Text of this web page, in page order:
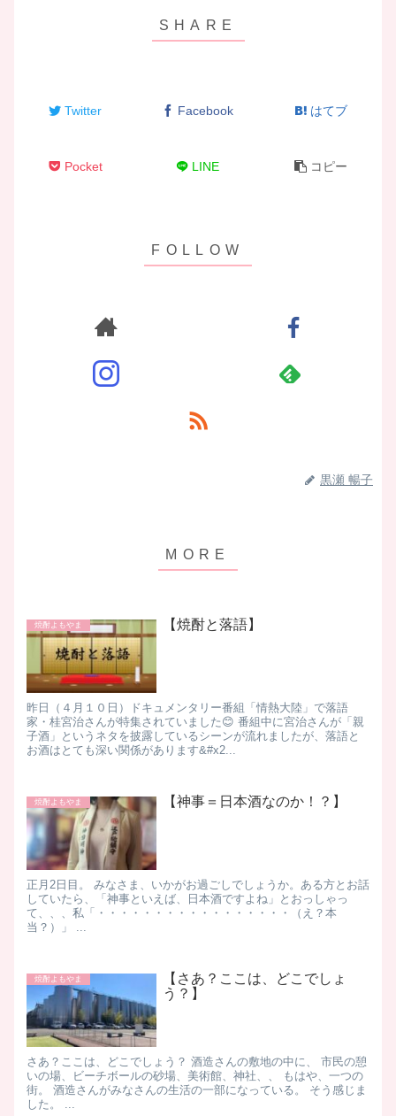
Twitter Facebook はてブ
Pocket LINE コピー
黒瀬 暢子
焼酎よもやま 【焼酎と落語】
昨日（４月１０日）ドキュメンタリー番組「情熱大陸」で落語
家・桂宮治さんが特集されていました😊 番組中に宮治さんが「親
子酒」というネタを披露しているシーンが流れましたが、落語と
お酒はとても深い関係があります&#x2...
焼酎よもやま 【神事＝日本酒なのか！？】
正月2日目。 みなさま、いかがお過ごしでしょうか。 ​ある方とお話
していたら、 ​「神事といえば、日本酒ですよね」 ​とおっしゃっ
て、、、 ​私 ​「・・・・・・・・・・・・・・・・・（え？本
当？）」 ...
焼酎よもやま
【さあ？ここは、どこでしょ
う？】
さあ？ここは、どこでしょう？ 酒造さんの敷地の中に、 市民の憩
いの場、ビーチボールの砂場、美術館、神社、、 もはや、一つの
街。 酒造さんがみなさんの生活の一部になっている。 そう感じま
した。 ...